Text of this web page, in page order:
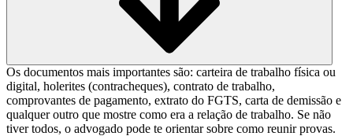
Os documentos mais importantes são: carteira de trabalho física ou
digital, holerites (contracheques), contrato de trabalho,
comprovantes de pagamento, extrato do FGTS, carta de demissão e
qualquer outro que mostre como era a relação de trabalho. Se não
tiver todos, o advogado pode te orientar sobre como reunir provas.